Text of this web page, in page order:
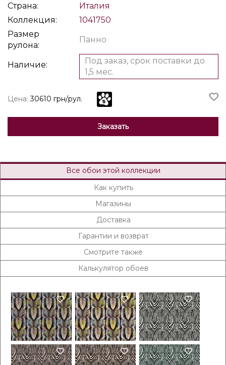
Страна:
Италия
Коллекция:
1041750
Размер
рулона:
Панно
Наличие:
Под заказ, срок поставки до
1,5 мес.
Цена: 30610 грн/рул.
Заказать
Все обои этой коллекции
Как купить
Магазины
Доставка
Гарантии и возврат
Смотрите также
Калькулятор обоев